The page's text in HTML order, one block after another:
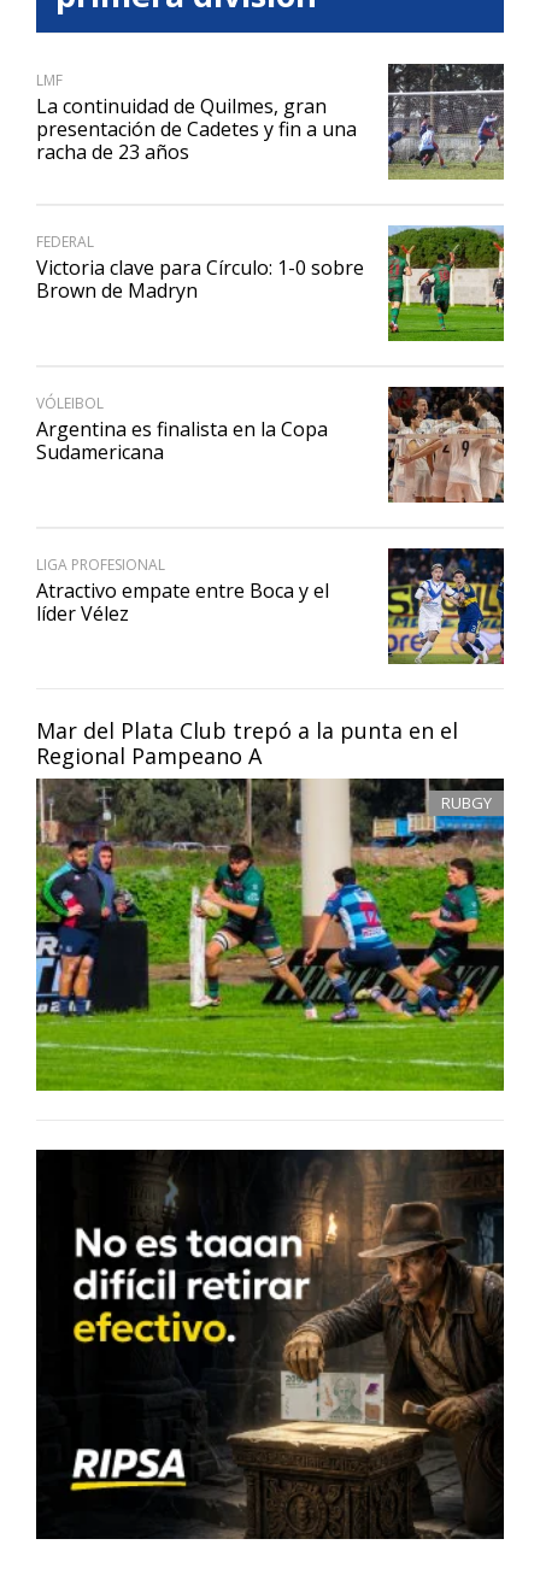
Mar del Plata Club trepó a la punta en el
Regional Pampeano A
RUBGY
LMF
La continuidad de Quilmes, gran
presentación de Cadetes y fin a una
racha de 23 años
FEDERAL
Victoria clave para Círculo: 1-0 sobre
Brown de Madryn
VÓLEIBOL
Argentina es finalista en la Copa
Sudamericana
LIGA PROFESIONAL
Atractivo empate entre Boca y el
líder Vélez